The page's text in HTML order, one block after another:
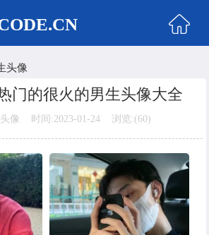
头像
门的很火的男生头像大全
头像 时间:2023-01-24 浏览:(60)